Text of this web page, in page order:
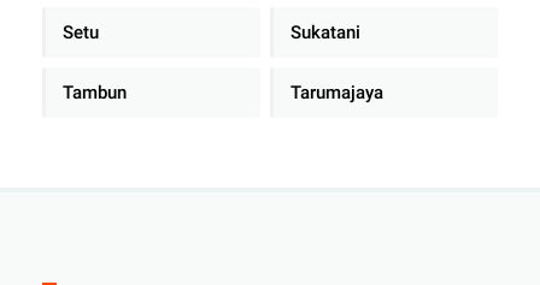
Setu Sukatani
Tambun Tarumajaya